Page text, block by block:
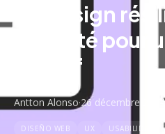
Un design
d'agilité pour
réactif
Antton Alonso·26 décembre 2024
DISEÑO WEB UX USABILIDAD